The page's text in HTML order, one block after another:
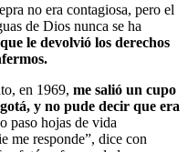
no era contagiosa, pero el
de Dios nunca se ha
le devolvió los derechos
en 1969, me salió un cupo
y no pude decir que era
paso hojas de vida
me responde”, dice con